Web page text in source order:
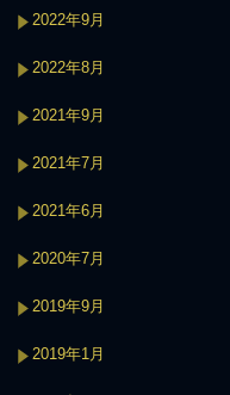
2022年9月
2022年8月
2021年9月
2021年7月
2021年6月
2020年7月
2019年9月
2019年1月